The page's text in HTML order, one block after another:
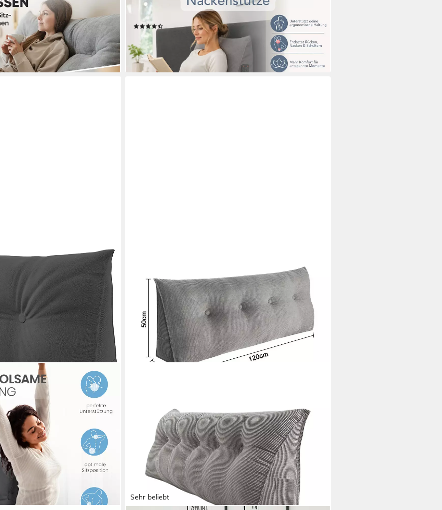
zum Anlehnen im Bett, grau, 70
bei dir
1-tlg., als Kopfkissen oder Venenkissen verwendbar, mit
praktischem Seitenfach
(84)
ab 29,99 €
lieferbar - in 3-4 Werktagen bei dir
+1
Sehr beliebt